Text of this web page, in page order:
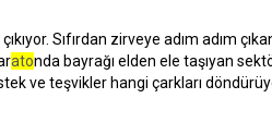
Sıfırdan zirveye adım adım
atonda bayrağı elden ele taşıyan
ve teşvikler hangi çarkları